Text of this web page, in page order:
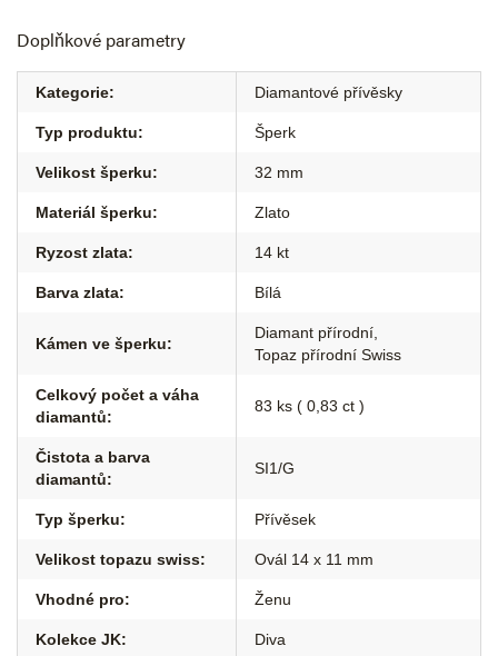
Doplňkové parametry
Kategorie: Diamantové přívěsky
Typ produktu: Šperk
Velikost šperku: 32 mm
Materiál šperku: Zlato
Ryzost zlata: 14 kt
Barva zlata: Bílá
Kámen ve šperku:
Diamant přírodní
Topaz přírodní Swiss
Celkový počet a váha
diamantů:
83 ks ( 0,83 ct )
Čistota a barva
diamantů:
SI1/G
Typ šperku: Přívěsek
Velikost topazu swiss: Ovál 14 x 11 mm
Vhodné pro: Ženu
Kolekce JK: Diva